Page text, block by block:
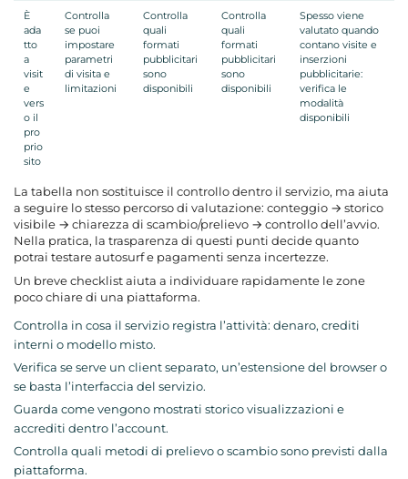
È
ada
tto
a
visit
e
vers
o il
pro
prio
sito
Controlla
se puoi
impostare
parametri
di visita e
limitazioni
Controlla
quali
formati
pubblicitari
sono
disponibili
Controlla
quali
formati
pubblicitari
sono
disponibili
Spesso viene
valutato quando
contano visite e
inserzioni
pubblicitarie:
verifica le
modalità
disponibili
La tabella non sostituisce il controllo dentro il servizio, ma aiuta
a seguire lo stesso percorso di valutazione: conteggio → storico
visibile → chiarezza di scambio/prelievo → controllo dell’avvio.
Nella pratica, la trasparenza di questi punti decide quanto
potrai testare autosurf e pagamenti senza incertezze.
Un breve checklist aiuta a individuare rapidamente le zone
poco chiare di una piattaforma.
Controlla in cosa il servizio registra l’attività: denaro, crediti
interni o modello misto.
Verifica se serve un client separato, un’estensione del browser o
se basta l’interfaccia del servizio.
Guarda come vengono mostrati storico visualizzazioni e
accrediti dentro l’account.
Controlla quali metodi di prelievo o scambio sono previsti dalla
piattaforma.